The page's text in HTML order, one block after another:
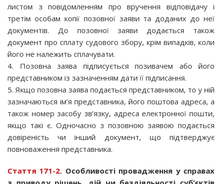
листом з повідомленням про вручення відповідачу і
третім особам копії позовної заяви та доданих до неї
документів. До позовної заяви додається також
документ про сплату судового збору, крім випадків, коли
його не належить сплачувати.
4. Позовна заява підписується позивачем або його
представником із зазначенням дати її підписання.
5. Якщо позовна заява подається представником, то у ній
зазначаються ім’я представника, його поштова адреса, а
також номер засобу зв’язку, адреса електронної пошти,
якщо такі є. Одночасно з позовною заявою подається
довіреність чи інший документ, що підтверджує
повноваження представника.
Стаття 171-2. Особливості провадження у справах